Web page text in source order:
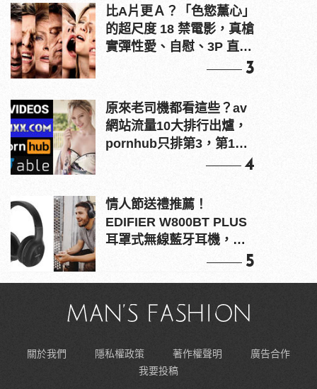
比A片更Ａ？「色慾薰心」
的超尺度 18 禁電影，真槍
實彈性愛、自慰、3P 直接
3
原來老司機都看這些？av
網站流量10大排行出爐，
pornhub只排第3，第1名
4
情人節送禮推薦！
EDIFIER W800BT PLUS
耳罩式無線藍牙耳機，在
5
關於我們 隱私權政策 著作權聲明
廣告合作
我要投稿